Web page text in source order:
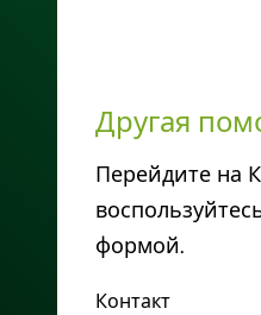
Другая
Перейдите на
формой.
Контакт